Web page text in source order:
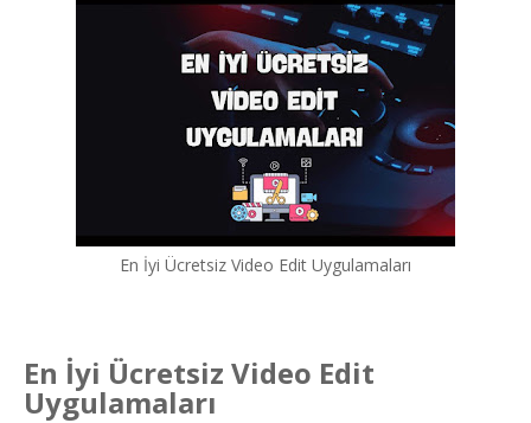
En İyi Ücretsiz Video Edit Uygulamaları
En İyi Ücretsiz Video Edit
Uygulamaları